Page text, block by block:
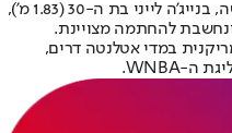
לאימון הבכורה תתייצב גם הזרה החדשה, בנייג'ה לייני בת ה-30 (1.83 מ'),
להחתמה מצויינת.
במדי אטלנטה דרים,